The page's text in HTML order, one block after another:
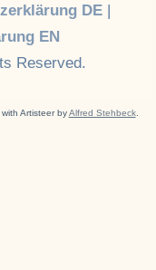
DE|
EN
Reserved.
Artisteer byAlfred Stehbeck.